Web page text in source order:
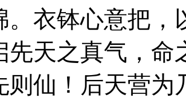
。衣钵心意把
先天之真气，
则仙！后天营